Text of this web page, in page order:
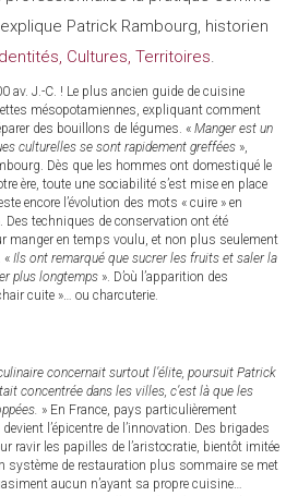
Patrick Rambourg, historien
Cultures, Territoires.
av. J.-C. ! Le plus ancien guide de cuisine
mésopotamiennes, expliquant comment
des bouillons de légumes. « Manger est un
culturelles se sont rapidement greffées »,
Dès que les hommes ont domestiqué le
ère, toute une sociabilité s’est mise en place
encore l’évolution des mots « cuire » en
Des techniques de conservation ont été
manger en temps voulu, et non plus seulement
« Ils ont remarqué que sucrer les fruits et saler la
plus longtemps ». D’où l’apparition des
cuite »… ou charcuterie.
concernait surtout l’élite, poursuit Patrick
concentrée dans les villes, c’est là que les
» En France, pays particulièrement
l’épicentre de l’innovation. Des brigades
ravir les papilles de l’aristocratie, bientôt imitée
système de restauration plus sommaire se met
aucun n’ayant sa propre cuisine…